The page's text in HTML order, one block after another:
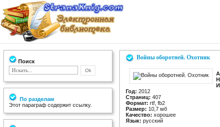
Поиск
По разделам
Этот параграф содержит ссылку.
Войны оборотней. Охотник
Год: 2012
Страниц: 407
Формат: rtf, fb2
Размер: 10,7 мб
Качество: хорошее
Язык: русский